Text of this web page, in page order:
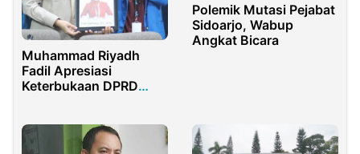
Muhammad Riyadh
Fadil Apresiasi
Keterbukaan DPRD
Polemik Mutasi Pejabat
Sidoarjo, Wabup
Angkat Bicara